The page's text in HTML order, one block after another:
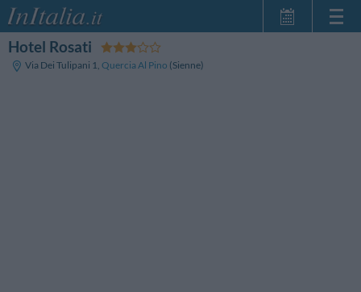
Hotel Rosati
Via Dei Tulipani 1, Quercia Al Pino (Sienne)